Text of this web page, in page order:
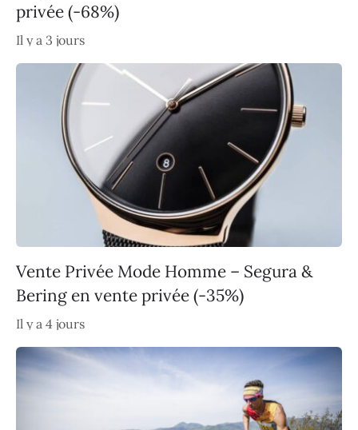
privée (-68%)
Il y a 3 jours
Vente Privée Mode Homme – Segura &
Bering en vente privée (-35%)
Il y a 4 jours